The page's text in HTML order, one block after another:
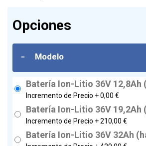
Opciones
- Modelo
Batería Ion-Litio 36V 12,8Ah
Incremento de Precio +0,00 €
Batería Ion-Litio 36V 19,2Ah
Incremento de Precio +210,00 €
Batería Ion-Litio 36V 32Ah